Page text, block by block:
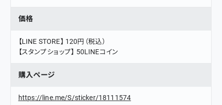
価格
【LINE STORE】 120円（税込）
【スタンプショップ】 50LINEコイン
購入ページ
https://line.me/S/sticker/18111574